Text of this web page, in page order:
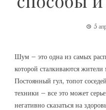
5
Шум – это одна из самых
которой сталкиваются
Постоянный гул‚ топот
техники – все это может
негативно сказаться на